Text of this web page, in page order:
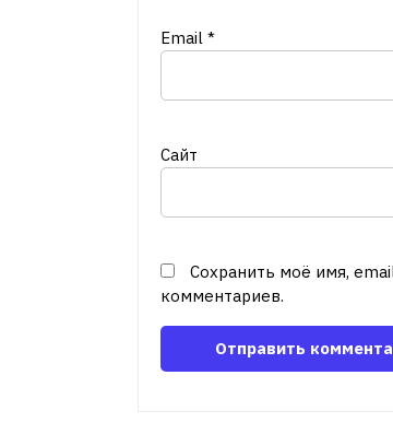
Email *
Сайт
Сохранить моё имя,
комментариев.